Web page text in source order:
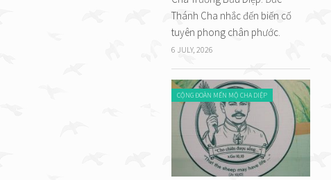
Thánh Cha nhắc đến biến cố
tuyên phong chân phước.
6 JULY, 2026
CỘNG ĐOÀN MẾN MỘ CHA DIỆP